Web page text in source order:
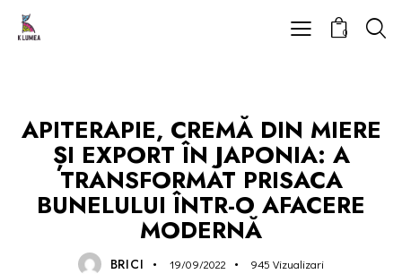
0
APITERAPIE, CREMĂ DIN MIERE
ȘI EXPORT ÎN JAPONIA: A
TRANSFORMAT PRISACA
BUNELULUI ÎNTR-O AFACERE
MODERNĂ
BRICI 19/09/2022 945 Vizualizari